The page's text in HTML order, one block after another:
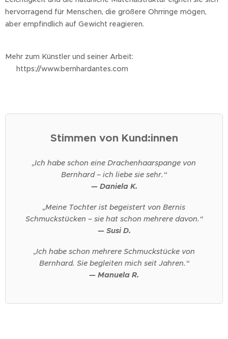
hervorragend für Menschen, die größere Ohrringe mögen,
aber empfindlich auf Gewicht reagieren.
Mehr zum Künstler und seiner Arbeit:
👉 https://www.bernhardantes.com
Stimmen von Kund:innen
„Ich habe schon eine Drachenhaarspange von
Bernhard – ich liebe sie sehr.“
— Daniela K.
„Meine Tochter ist begeistert von Bernis
Schmuckstücken – sie hat schon mehrere davon.“
— Susi D.
„Ich habe schon mehrere Schmuckstücke von
Bernhard. Sie begleiten mich seit Jahren.“
— Manuela R.